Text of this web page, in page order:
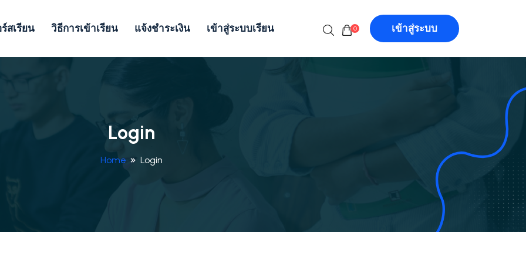
สเรียน วิธีการเข้าเรียน แจ้งชำระเงิน เข้าสู่ระบบเรียน 0 เข้าสู่ระบบ
Login
Home Login